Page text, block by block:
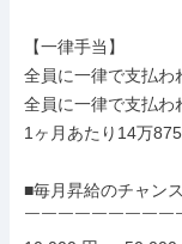
【一律手当】
全員に一律で支払わ
全員に一律で支払わ
1ヶ月あたり14万
■毎月昇給のチャン
￣￣￣￣￣￣￣￣￣